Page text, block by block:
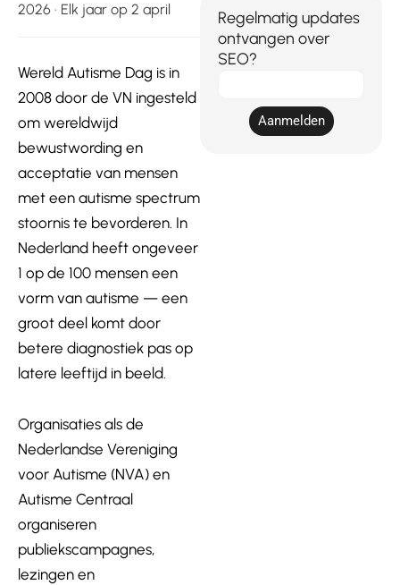
2026 · Elk jaar op 2 april
Wereld Autisme Dag is in
2008 door de VN ingesteld
om wereldwijd
bewustwording en
acceptatie van mensen
met een autisme spectrum
stoornis te bevorderen. In
Nederland heeft ongeveer
1 op de 100 mensen een
vorm van autisme — een
groot deel komt door
betere diagnostiek pas op
latere leeftijd in beeld.
Organisaties als de
Nederlandse Vereniging
voor Autisme (NVA) en
Autisme Centraal
organiseren
publiekscampagnes,
lezingen en
Regelmatig updates
ontvangen over
SEO?
Aanmelden